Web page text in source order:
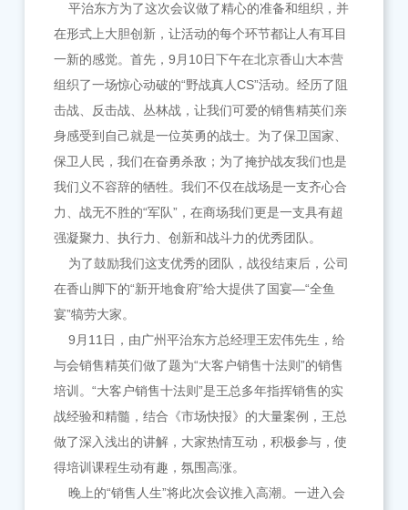
平治东方为了这次会议做了精心的准备和组织，并
在形式上大胆创新，让活动的每个环节都让人有耳目
一新的感觉。首先，9月10日下午在北京香山大本营
组织了一场惊心动破的“野战真人CS”活动。经历了阻
击战、反击战、丛林战，让我们可爱的销售精英们亲
身感受到自己就是一位英勇的战士。为了保卫国家、
保卫人民，我们在奋勇杀敌；为了掩护战友我们也是
我们义不容辞的牺牲。我们不仅在战场是一支齐心合
力、战无不胜的“军队”，在商场我们更是一支具有超
强凝聚力、执行力、创新和战斗力的优秀团队。
为了鼓励我们这支优秀的团队，战役结束后，公司
在香山脚下的“新开地食府”给大提供了国宴—“全鱼
宴”犒劳大家。
9月11日，由广州平治东方总经理王宏伟先生，给
与会销售精英们做了题为“大客户销售十法则”的销售
培训。“大客户销售十法则”是王总多年指挥销售的实
战经验和精髓，结合《市场快报》的大量案例，王总
做了深入浅出的讲解，大家热情互动，积极参与，使
得培训课程生动有趣，氛围高涨。
晚上的“销售人生”将此次会议推入高潮。一进入会